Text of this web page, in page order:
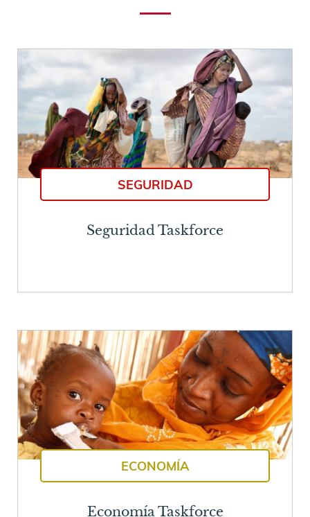
SEGURIDAD
Seguridad Taskforce
ECONOMÍA
Economía Taskforce